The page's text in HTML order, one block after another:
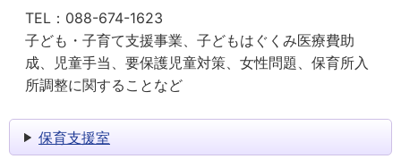
TEL： 088-674-1623
子ども・子育て支援事業、子どもはぐくみ医療費助
成、児童手当、要保護児童対策、女性問題、保育所入
所調整に関することなど
保育支援室